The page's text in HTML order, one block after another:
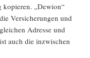
kopie­ren. „Dewi­on“
Ver­si­che­run­gen und
Adres­se und
auch die inzwi­schen